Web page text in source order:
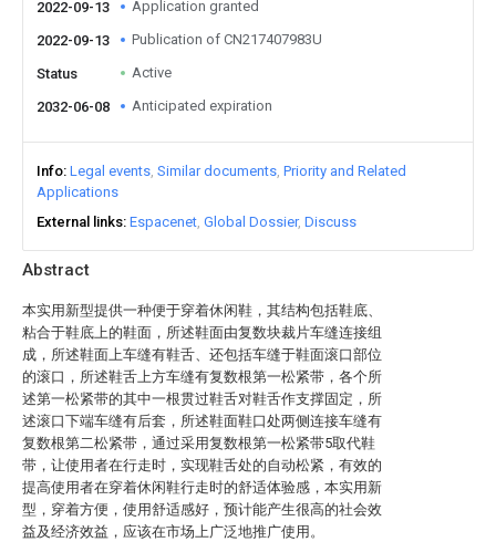
Abstract
本实用新型提供一种便于穿着休闲鞋，其结构包括鞋底、
粘合于鞋底上的鞋面，所述鞋面由复数块裁片车缝连接组
成，所述鞋面上车缝有鞋舌、还包括车缝于鞋面滚口部位
的滚口，所述鞋舌上方车缝有复数根第一松紧带，各个所
述第一松紧带的其中一根贯过鞋舌对鞋舌作支撑固定，所
述滚口下端车缝有后套，所述鞋面鞋口处两侧连接车缝有
复数根第二松紧带，通过采用复数根第一松紧带5取代鞋
带，让使用者在行走时，实现鞋舌处的自动松紧，有效的
提高使用者在穿着休闲鞋行走时的舒适体验感，本实用新
型，穿着方便，使用舒适感好，预计能产生很高的社会效
益及经济效益，应该在市场上广泛地推广使用。
2022-09-13 Application granted
2022-09-13 Publication of CN217407983U
Status Active
2032-06-08 Anticipated expiration
Info Legal events Similar documents Priority and Related
Applications
External links Espacenet Global Dossier Discuss